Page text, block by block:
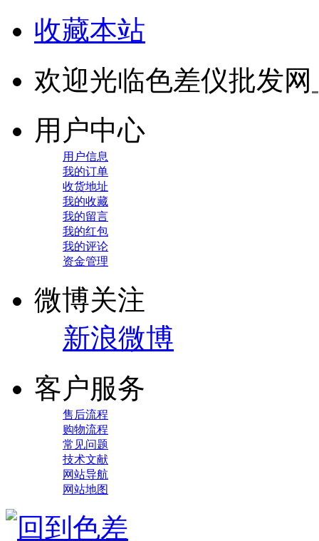
收藏本站
欢迎光临色差仪批发网
用户中心
用户信息
我的订单
收货地址
我的收藏
我的留言
我的红包
我的评论
资金管理
微博关注
新浪微博
客户服务
售后流程
购物流程
常见问题
技术文献
网站导航
网站地图